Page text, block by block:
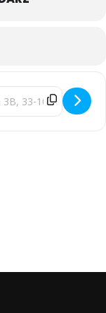
GRUPA AZOTY
- SPARING: